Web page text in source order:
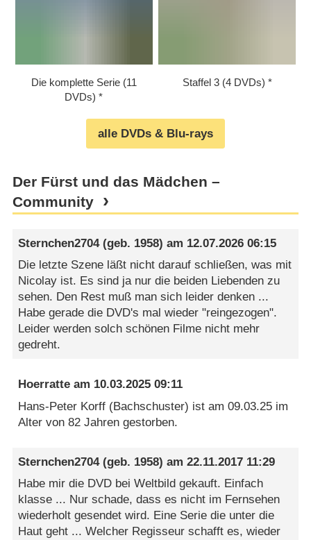
Die komplette Serie (11
DVDs)
Staffel 3 (4 DVDs)
alle DVDs & Blu-rays
Der Fürst und das Mädchen –
Community
Sternchen2704(geb. 1958) am 12.07.2026 06:15
Die letzte Szene läßt nicht darauf schließen, was mit
Nicolay ist. Es sind ja nur die beiden Liebenden zu
sehen. Den Rest muß man sich leider denken ...
Habe gerade die DVD's mal wieder "reingezogen".
Leider werden solch schönen Filme nicht mehr
gedreht.
Hoerratte am 10.03.2025 09:11
Hans-Peter Korff (Bachschuster) ist am 09.03.25 im
Alter von 82 Jahren gestorben.
Sternchen2704(geb. 1958) am22.11.2017 11:29
Habe mir die DVD bei Weltbild gekauft. Einfach
klasse ... Nur schade, dass es nicht im Fernsehen
wiederholt gesendet wird. Eine Serie die unter die
Haut geht ... Welcher Regisseur schafft es, wieder